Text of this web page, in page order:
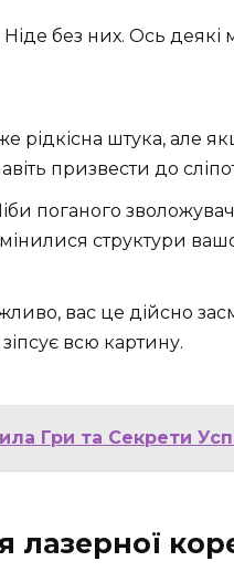
без них. Ось деякі
рідкісна штука, але
призвести до
поганого
структури
вас це дійсно
всю картину.
Гри та Секрети
лазерної